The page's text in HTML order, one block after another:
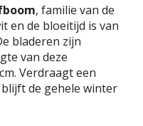
, familie van de
en de bloeitijd is van
bladeren zijn
van deze
Verdraagt een
de gehele winter